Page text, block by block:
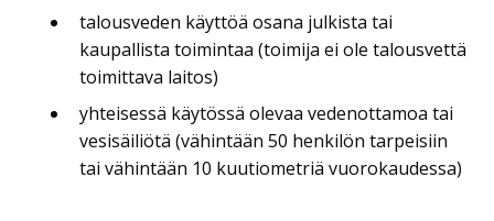
talousveden käyttöä osana julkista tai
kaupallista toimintaa (toimija ei ole talousvettä
toimittava laitos)
yhteisessä käytössä olevaa vedenottamoa tai
vesisäiliötä (vähintään 50 henkilön tarpeisiin
tai vähintään 10 kuutiometriä vuorokaudessa)